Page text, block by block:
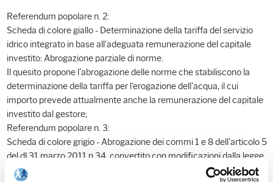
Referendum popolare n. 2:
Scheda di colore giallo - Determinazione della tariffa del servizio
idrico integrato in base all'adeguata remunerazione del capitale
investito: Abrogazione parziale di norme.
Il quesito propone l'abrogazione delle norme che stabiliscono la
determinazione della tariffa per l'erogazione dell'acqua, il cui
importo prevede attualmente anche la remunerazione del capitale
investito dal gestore;
Referendum popolare n. 3:
Scheda di colore grigio - Abrogazione dei commi 1 e 8 dell'articolo 5
del dl 31 marzo 2011 n.34, convertito con modificazioni dalla legge
26 maggio 2011, n.75: Abrogazione parziale di norme.